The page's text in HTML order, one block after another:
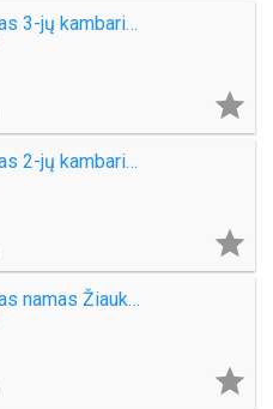
Parduodamas 3-jų kambarių su holu butas Budelkiemio g.

Parduodamas 2-jų kambarių butas Laukininkų g.

Parduodamas namas Žiaukų k.
